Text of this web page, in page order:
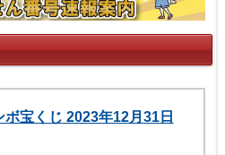
宝くじ 2023年12月31日